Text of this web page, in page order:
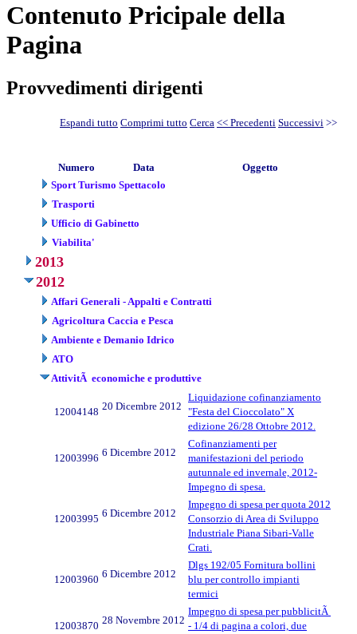
Contenuto Pricipale della
Pagina
Provvedimenti dirigenti
Espandi tutto Comprimi tutto Cerca << Precedenti Successivi >>
Numero Data
Oggetto
Sport Turismo Spettacolo
Trasporti
Ufficio di Gabinetto
Viabilita'
2013
2012
Affari Generali - Appalti e Contratti
Agricoltura Caccia e Pesca
Ambiente e Demanio Idrico
ATO
AttivitÃ economiche e produttive
12004148 20 Dicembre 2012
Liquidazione cofinanziamento
"Festa del Cioccolato" X
edizione 26/28 Ottobre 2012.
12003996 6 Dicembre 2012
Cofinanziamenti per
manifestazioni del periodo
autunnale ed invernale, 2012-
Impegno di spesa.
12003995 6 Dicembre 2012
Impegno di spesa per quota 2012
Consorzio di Area di Sviluppo
Industriale Piana Sibari-Valle
Crati.
12003960 6 Dicembre 2012
Dlgs 192/05 Fornitura bollini
blu per controllo impianti
termici
12003870 28 Novembre 2012
Impegno di spesa per pubblicitÃ
- 1/4 di pagina a colori, due